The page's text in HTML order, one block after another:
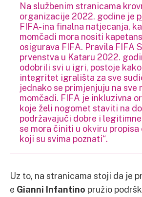
Na službenim stranicama
organizacije 2022. godine je
FIFA-ina finalna natjecanja,
momčadi mora nositi
osigurava FIFA. Pravila FIFA
prvenstva u Kataru 2022.
odobrili svi u igri, postoje
integritet igrališta za sve
jednako se primjenjuju na
momčadi. FIFA je inkluzivna
koje želi nogomet staviti na
podržavajući dobre i
se mora činiti u okviru propisa
koji su svima poznati“.
Uz to, na stranicama stoji da je
e Gianni Infantino pružio